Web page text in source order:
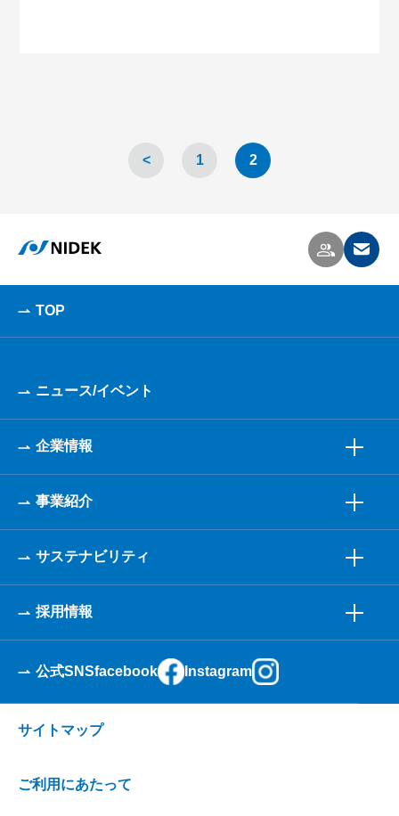
< 1 2
TOP
ニュース/イベント
企業情報
事業紹介
サステナビリティ
採用情報
公式SNSfacebook Instagram
サイトマップ
ご利用にあたって